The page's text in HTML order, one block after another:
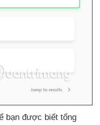
bạn được biết tổng